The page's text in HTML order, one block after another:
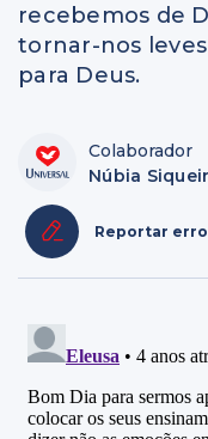
recebemos de
tornar-nos
para Deus.
Colaborador
Núbia
Reportar erro